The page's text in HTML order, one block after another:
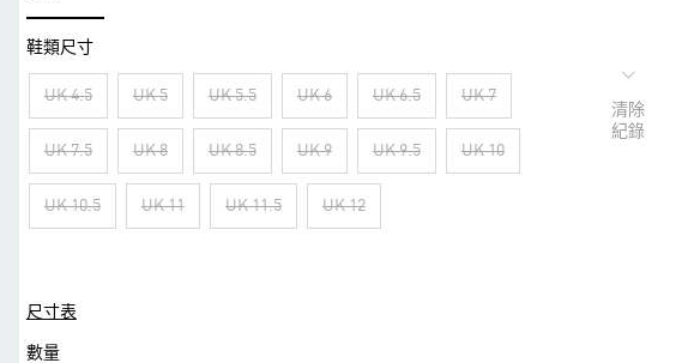
鞋類尺寸
UK 4.5 UK 5 UK 5.5 UK 6 UK 6.5 UK 7
UK 7.5 UK 8 UK 8.5 UK 9 UK 9.5 UK 10
UK 10.5 UK 11 UK 11.5 UK 12
尺寸表
數量
清除
紀錄